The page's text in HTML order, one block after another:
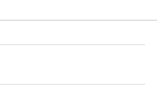
249,000 ₫